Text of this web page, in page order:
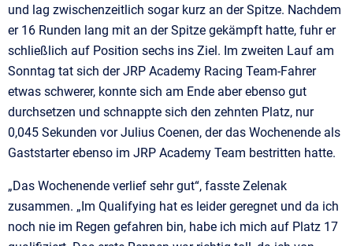
und lag zwischenzeitlich sogar kurz an der Spitze. Nachdem
er 16 Runden lang mit an der Spitze gekämpft hatte, fuhr er
schließlich auf Position sechs ins Ziel. Im zweiten Lauf am
Sonntag tat sich der JRP Academy Racing Team-Fahrer
etwas schwerer, konnte sich am Ende aber ebenso gut
durchsetzen und schnappte sich den zehnten Platz, nur
0,045 Sekunden vor Julius Coenen, der das Wochenende als
Gaststarter ebenso im JRP Academy Team bestritten hatte.
„Das Wochenende verlief sehr gut“, fasste Zelenak
zusammen. „Im Qualifying hat es leider geregnet und da ich
noch nie im Regen gefahren bin, habe ich mich auf Platz 17